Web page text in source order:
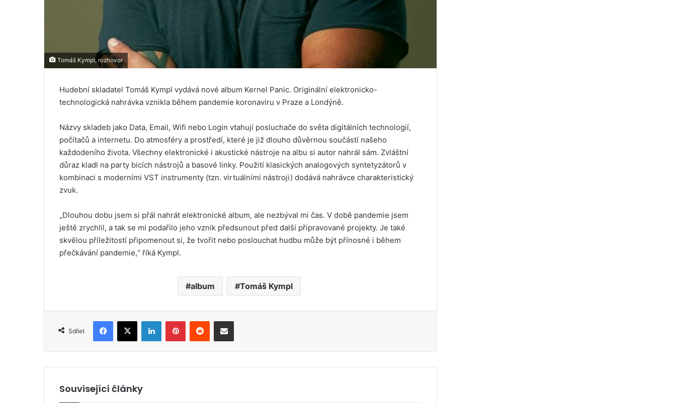
Tomáš Kympl, rozhovor
Hudební skladatel Tomáš Kympl vydává nové album Kernel Panic. Originální elektronicko-
technologická nahrávka vznikla během pandemie koronaviru v Praze a Londýně.
Názvy skladeb jako Data, Email, Wifi nebo Login vtahují posluchače do světa digitálních technologií,
počítačů a internetu. Do atmosféry a prostředí, které je již dlouho důvěrnou součástí našeho
každodeního života. Všechny elektronické i akustické nástroje na albu si autor nahrál sám. Zvláštní
důraz kladl na party bicích nástrojů a basové linky. Použití klasických analogových syntetyzátorů v
kombinaci s moderními VST instrumenty (tzn. virtuálními nástroji) dodává nahrávce charakteristický
zvuk.
„Dlouhou dobu jsem si přál nahrát elektronické album, ale nezbýval mi čas. V době pandemie jsem
ještě zrychlil, a tak se mi podařilo jeho vznik předsunout před další připravované projekty. Je také
skvělou příležitostí připomenout si, že tvořit nebo poslouchat hudbu může být přínosné i během
přečkávání pandemie,“ říká Kympl.
album Tomáš Kympl
Sdílet
Související články